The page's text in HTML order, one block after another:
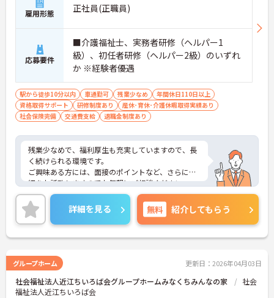
雇用形態 正社員(正職員)
応募要件
■介護福祉士、実務者研修（ヘルパー1
級）、初任者研修（ヘルパー2級）のいずれ
か ※経験者優遇
駅から徒歩10分以内 車通勤可 残業少なめ
年間休日110日以上
資格取得サポート
研修制度あり
産休･育休･介護休暇取得実績あり
社会保険完備
交通費支給 退職金制度あり
残業少なめで、福利厚生も充実していますので、長
く続けられる環境です。
ご興味ある方には、面接のポイントなど、さらに詳
細をお話致しますのでお気軽にご相談ください。
詳細を見る 無料 紹介してもらう
グループホーム 更新日：2026年04月03日
社会福祉法人近江ちいろば会グループホームみなくちみんなの家
社会
福祉法人近江ちいろば会